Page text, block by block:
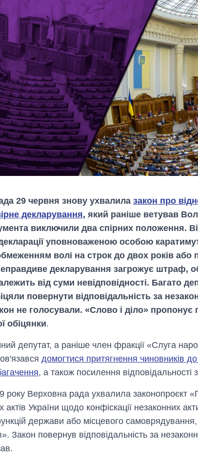
29 червня знову ухвалила закон про
декларування, який раніше ветував
виключили два спірних положення.
уповноваженою особою
волі на строк до двох років або
декларування загрожує штраф,
від суми невідповідності. Багато
повернути відповідальність за
не голосували. «Слово і діло»
обіцянки.
депутат, а раніше член фракції «Слуга
домогтися притягнення чиновників до
, а також посилення відповідальності
року Верховна рада ухвалила законопроєкт
актів України щодо конфіскації незаконних
держави або місцевого
Закон повернув відповідальність за